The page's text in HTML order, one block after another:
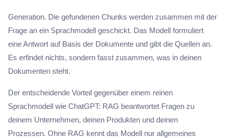
Generation. Die gefundenen Chunks werden zusammen mit der
Frage an ein Sprachmodell geschickt. Das Modell formuliert
eine Antwort auf Basis der Dokumente und gibt die Quellen an.
Es erfindet nichts, sondern fasst zusammen, was in deinen
Dokumenten steht.
Der entscheidende Vorteil gegenüber einem reinen
Sprachmodell wie ChatGPT: RAG beantwortet Fragen zu
deinem Unternehmen, deinen Produkten und deinen
Prozessen. Ohne RAG kennt das Modell nur allgemeines